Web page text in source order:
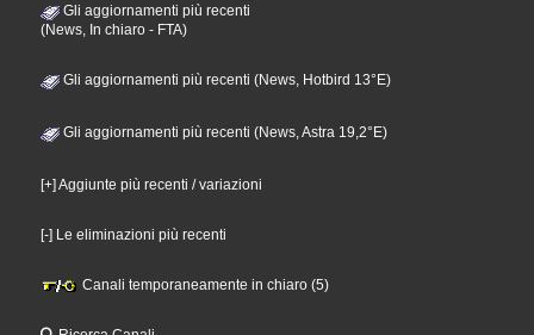
Gli aggiornamenti più recenti
(News, In chiaro - FTA)
Gli aggiornamenti più recenti (News, Hotbird 13°E)
Gli aggiornamenti più recenti (News, Astra 19,2°E)
[+] Aggiunte più recenti / variazioni
[-] Le eliminazioni più recenti
Canali temporaneamente in chiaro (5)